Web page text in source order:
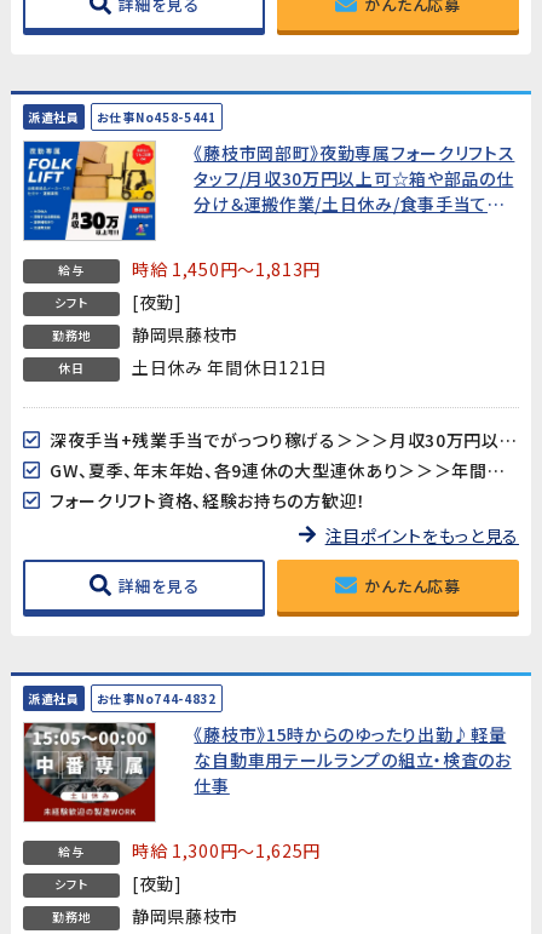
派遣社員 お仕事No458-5441
《藤枝市岡部町》夜勤専属フォークリフトス
タッフ/月収30万円以上可☆箱や部品の仕
分け＆運搬作業/土日休み/食事手当てあ
給与 時給 1,450円～1,813円
シフト [夜勤]
勤務地 静岡県藤枝市
休日 土日休み 年間休日121日
深夜手当+残業手当でがっつり稼げる＞＞＞月収30万円以上可！！
GW、夏季、年末年始、各9連休の大型連休あり＞＞＞年間休日121日☆ﾐ
フォークリフト資格、経験お持ちの方歓迎！
注目ポイントをもっと見る
詳細を見る かんたん応募
派遣社員 お仕事No744-4832
《藤枝市》15時からのゆったり出勤♪軽量
な自動車用テールランプの組立・検査のお
仕事
給与 時給 1,300円～1,625円
シフト [夜勤]
勤務地 静岡県藤枝市